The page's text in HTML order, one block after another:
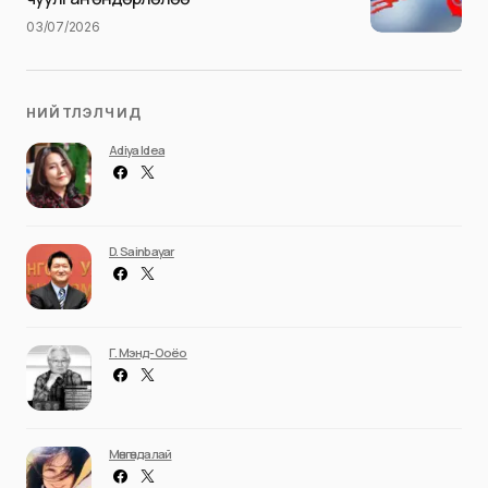
03/07/2026
НИЙТЛЭЛЧИД
Adiya Idea
D. Sainbayar
Г. Мэнд-Ооёо
Мөнгөндалай